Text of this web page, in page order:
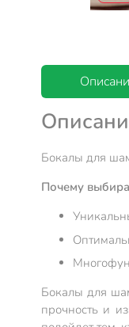
Бокалы для
Почему
Бокалы для
прочность и